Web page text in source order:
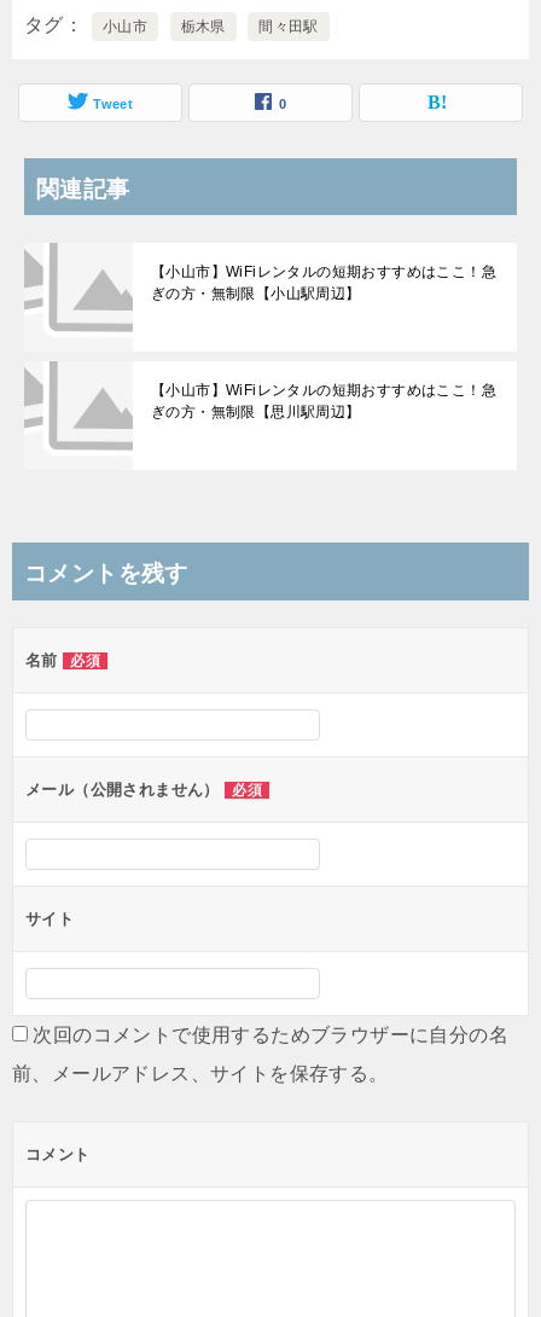
タグ 小山市 栃木県 間々田駅
Tweet 0
関連記事
【小山市】WiFiレンタルの短期おすすめはここ！急
ぎの方・無制限【小山駅周辺】
【小山市】WiFiレンタルの短期おすすめはここ！急
ぎの方・無制限【思川駅周辺】
コメントを残す
名前 必須
メール（公開されません） 必須
サイト
次回のコメントで使用するためブラウザーに自分の名
前、メールアドレス、サイトを保存する。
コメント